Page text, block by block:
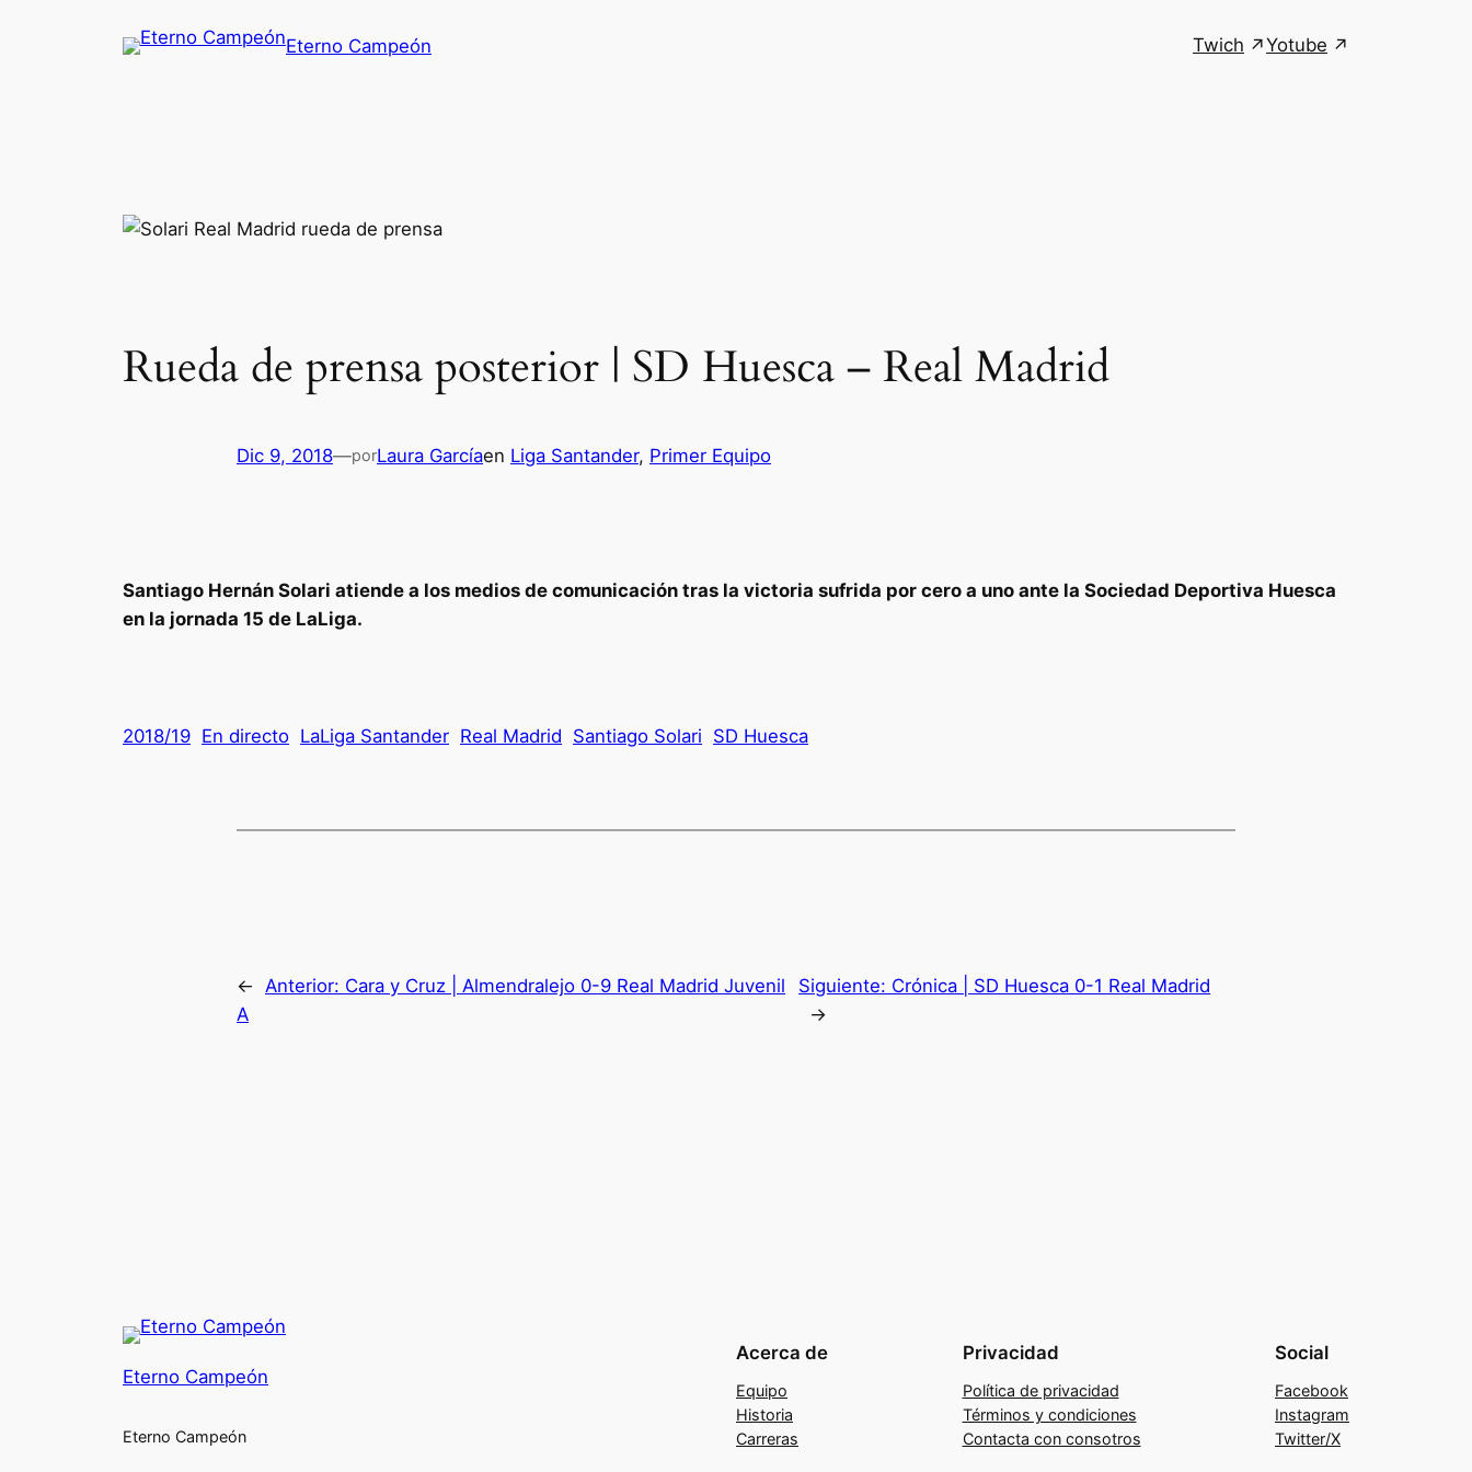
Eterno Campeón Twich Yotube
Rueda de prensa posterior | SD Huesca – Real Madrid
Dic 9, 2018—porLaura Garcíaen Liga Santander, Primer Equipo
Santiago Hernán Solari atiende a los medios de comunicación tras la victoria sufrida por cero a uno ante la Sociedad Deportiva Huesca
en la jornada 15 de LaLiga.
2018/19 En directo LaLiga Santander Real Madrid Santiago Solari SD Huesca
← Anterior: Cara y Cruz | Almendralejo 0-9 Real Madrid Juvenil
A
Siguiente: Crónica | SD Huesca 0-1 Real Madrid
→
Eterno Campeón
Eterno Campeón
Acerca de
Equipo
Historia
Carreras
Privacidad
Política de privacidad
Términos y condiciones
Contacta con consotros
Social
Facebook
Instagram
Twitter/X